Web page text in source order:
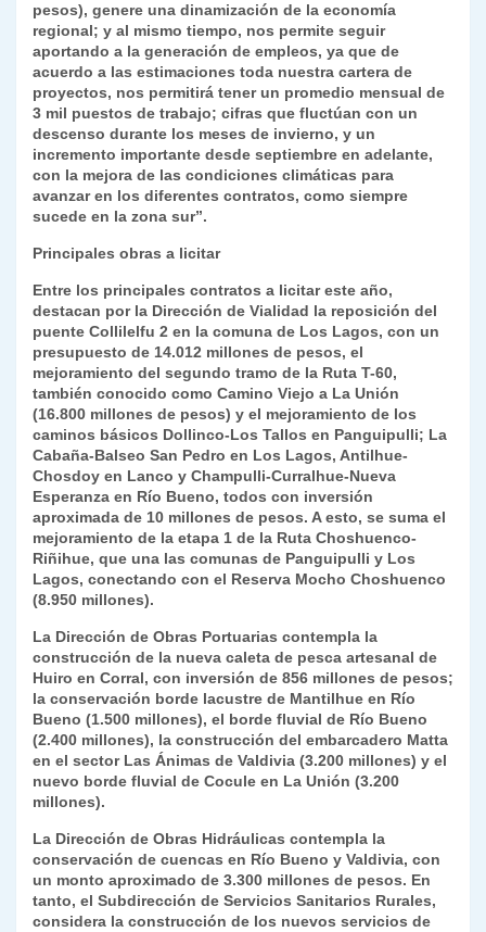
pesos), genere una dinamización de la economía
regional; y al mismo tiempo, nos permite seguir
aportando a la generación de empleos, ya que de
acuerdo a las estimaciones toda nuestra cartera de
proyectos, nos permitirá tener un promedio mensual de
3 mil puestos de trabajo; cifras que fluctúan con un
descenso durante los meses de invierno, y un
incremento importante desde septiembre en adelante,
con la mejora de las condiciones climáticas para
avanzar en los diferentes contratos, como siempre
sucede en la zona sur”.
Principales obras a licitar
Entre los principales contratos a licitar este año,
destacan por la Dirección de Vialidad la reposición del
puente Collilelfu 2 en la comuna de Los Lagos, con un
presupuesto de 14.012 millones de pesos, el
mejoramiento del segundo tramo de la Ruta T-60,
también conocido como Camino Viejo a La Unión
(16.800 millones de pesos) y el mejoramiento de los
caminos básicos Dollinco-Los Tallos en Panguipulli; La
Cabaña-Balseo San Pedro en Los Lagos, Antilhue-
Chosdoy en Lanco y Champulli-Curralhue-Nueva
Esperanza en Río Bueno, todos con inversión
aproximada de 10 millones de pesos. A esto, se suma el
mejoramiento de la etapa 1 de la Ruta Choshuenco-
Riñihue, que una las comunas de Panguipulli y Los
Lagos, conectando con el Reserva Mocho Choshuenco
(8.950 millones).
La Dirección de Obras Portuarias contempla la
construcción de la nueva caleta de pesca artesanal de
Huiro en Corral, con inversión de 856 millones de pesos;
la conservación borde lacustre de Mantilhue en Río
Bueno (1.500 millones), el borde fluvial de Río Bueno
(2.400 millones), la construcción del embarcadero Matta
en el sector Las Ánimas de Valdivia (3.200 millones) y el
nuevo borde fluvial de Cocule en La Unión (3.200
millones).
La Dirección de Obras Hidráulicas contempla la
conservación de cuencas en Río Bueno y Valdivia, con
un monto aproximado de 3.300 millones de pesos. En
tanto, el Subdirección de Servicios Sanitarios Rurales,
considera la construcción de los nuevos servicios de